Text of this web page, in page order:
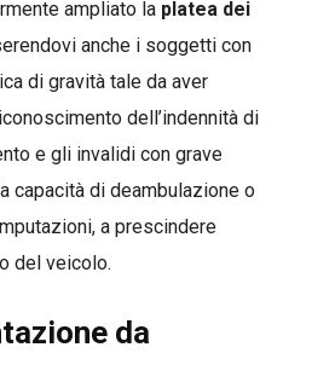
ampliato la platea dei
anche i soggetti con
di gravità tale da aver
dell’indennità di
e gli invalidi con grave
capacità di deambulazione o
a prescindere
del veicolo.
da